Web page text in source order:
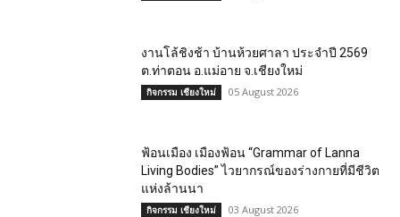
งานโล้ชิงช้า บ้านห้วยศาลา ประจำปี 2569
ต.ท่าตอน อ.แม่อาย จ.เชียงใหม่
กิจกรรม เชียงใหม่ 05 August 2026
ฟ้อนเมือง เมืองฟ้อน “Grammar of Lanna
Living Bodies” ไวยากรณ์ของร่างกายที่มีชีวิต
แห่งล้านนา
กิจกรรม เชียงใหม่ 03 August 2026